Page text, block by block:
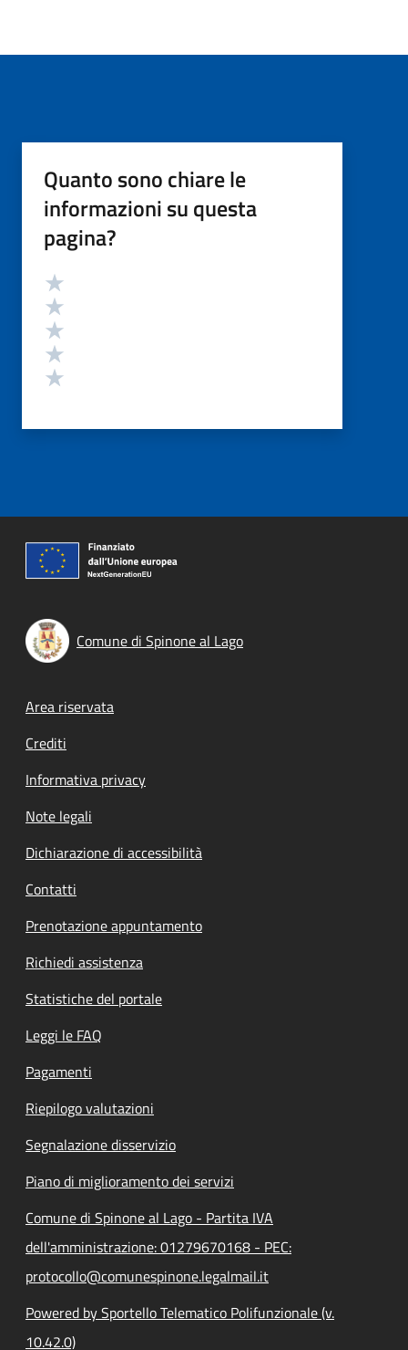
Quanto sono chiare le
informazioni su questa
pagina?
Valutazione
Comune di Spinone al Lago
Footer menu
Area riservata
Crediti
Informativa privacy
Note legali
Dichiarazione di accessibilità
Contatti
Prenotazione appuntamento
Richiedi assistenza
Statistiche del portale
Leggi le FAQ
Pagamenti
Riepilogo valutazioni
Segnalazione disservizio
Piano di miglioramento dei servizi
Comune di Spinone al Lago - Partita IVA
dell'amministrazione: 01279670168 - PEC:
protocollo@comunespinone.legalmail.it
Powered by Sportello Telematico Polifunzionale (v.
10.42.0)